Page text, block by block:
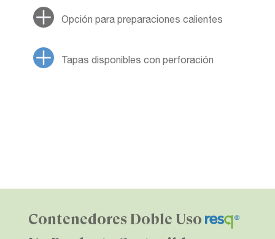
Opción para preparaciones calientes
Tapas disponibles con perforación
Contenedores Doble Uso